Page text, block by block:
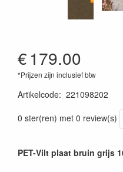
€179.00
*Prijzen zijn inclusief btw
Artikelcode: 221098202
0 ster(ren) met 0 review(s)
PET-Vilt plaat bruin grijs